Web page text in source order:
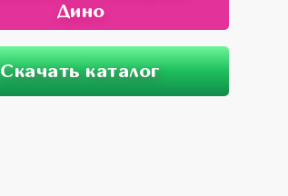
Дино
Скачать каталог